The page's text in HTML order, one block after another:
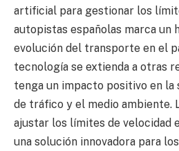
artificial para gestionar los
autopistas españolas marca un
evolución del transporte en el
tecnología se extienda a otras
tenga un impacto positivo en la
de tráfico y el medio ambiente.
ajustar los límites de velocidad
una solución innovadora para